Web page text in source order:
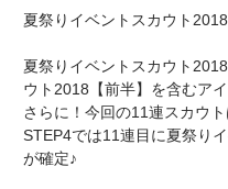
夏祭りイベントスカウト
夏祭りイベントスカウト
ウト2018【前半】を含むア
さらに！今回の11連スカウ
STEP4では11連目に夏祭り
が確定♪